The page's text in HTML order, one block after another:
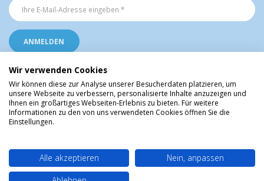
Religiöse Artikel aus Lourdes © Christliche Geschenke und Devotionalien aus
dem Heiligtum von Lourdes, Frankreich
Wir verwenden Cookies
Wir können diese zur Analyse unserer Besucherdaten platzieren, um
unsere Webseite zu verbessern, personalisierte Inhalte anzuzeigen und
Ihnen ein großartiges Webseiten-Erlebnis zu bieten. Für weitere
Informationen zu den von uns verwendeten Cookies öffnen Sie die
Einstellungen.
Alle akzeptieren
Nein, anpassen